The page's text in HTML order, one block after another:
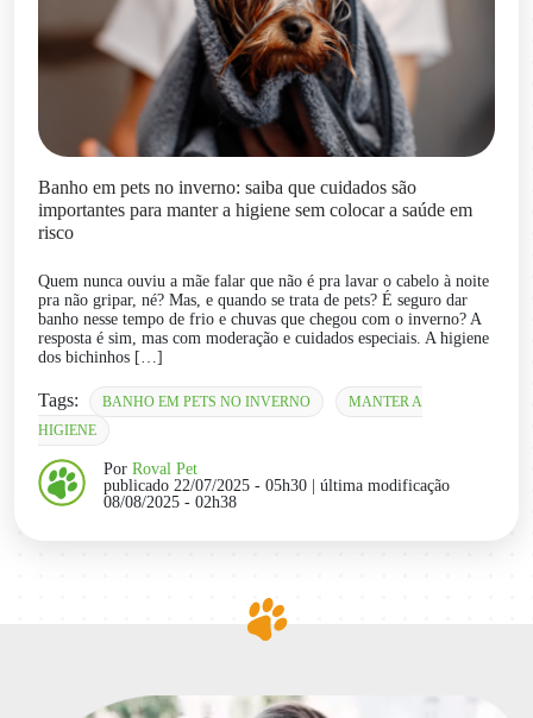
Banho em pets no inverno: saiba que cuidados são
importantes para manter a higiene sem colocar a saúde em
risco
Quem nunca ouviu a mãe falar que não é pra lavar o cabelo à noite
pra não gripar, né? Mas, e quando se trata de pets? É seguro dar
banho nesse tempo de frio e chuvas que chegou com o inverno? A
resposta é sim, mas com moderação e cuidados especiais. A higiene
dos bichinhos […]
Tags: BANHO EM PETS NO INVERNO
MANTER A
HIGIENE
Por Roval Pet
publicado 22/07/2025 - 05h30
| última modificação
08/08/2025 - 02h38